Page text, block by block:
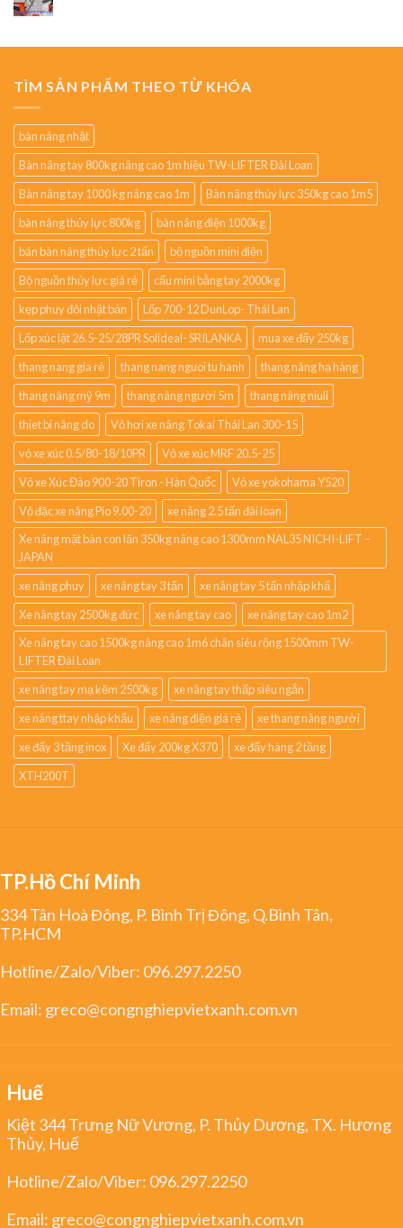
TÌM SẢN PHẨM THEO TỪ KHÓA
bàn nâng nhật
Bàn nâng tay 800kg nâng cao 1m hiệu TW-LIFTER Đài Loan
Bàn nâng tay 1000 kg nâng cao 1m
Bàn nâng thủy lực 350kg cao 1m5
bàn nâng thủy lực 800kg
bàn nâng điện 1000kg
bán bàn nâng thủy lực 2 tấn
bộ nguồn mini điện
Bộ nguồn thủy lực giá rẻ
cẩu mini bằng tay 2000kg
kẹp phuy đôi nhật bản
Lốp 700-12 DunLop- Thái Lan
Lốp xúc lật 26.5-25/28PR Solideal- SRILANKA
mua xe đẩy 250kg
thang nang gia rẻ
thang nang nguoi tu hanh
thang nâng hạ hàng
thang nâng mỹ 9m
thang nâng người 5m
thang nâng niuli
thiet bi nâng do
Vỏ hơi xe nâng Tokai Thái Lan 300-15
vỏ xe xúc 0.5/80-18/10PR
Vỏ xe xúc MRF 20.5-25
Vỏ xe Xúc Đào 900-20 Tiron - Hàn Quốc
Vỏ xe yokohama Y520
Vỏ đặc xe nâng Pio 9.00-20
xe nâng 2.5 tấn đài loan
Xe nâng mặt bàn con lăn 350kg nâng cao 1300mm NAL35 NICHI-LIFT –
JAPAN
xe nâng phuy
xe nâng tay 3 tấn
xe nâng tay 5 tấn nhập khẩ
Xe nâng tay 2500kg đức
xe nâng tay cao
xe nâng tay cao 1m2
Xe nâng tay cao 1500kg nâng cao 1m6 chân siêu rộng 1500mm TW-
LIFTER Đài Loan
xe nâng tay mạ kẽm 2500kg
xe nâng tay thấp siêu ngắn
xe nâng ttay nhập khẩu
xe nâng điện giá rẻ
xe thang nâng người
xe đẩy 3 tầng inox
Xe đẩy 200kg X370
xe đẩy hàng 2 tầng
XTH200T
TP.Hồ Chí Minh
334 Tân Hoà Đông, P. Bình Trị Đông, Q.Bình Tân,
TP.HCM
Hotline/Zalo/Viber: 096.297.2250
Email: greco@congnghiepvietxanh.com.vn
Huế
Kiệt 344 Trưng Nữ Vương, P. Thủy Dương, TX. Hương
Thủy, Huế
Hotline/Zalo/Viber: 096.297.2250
Email: greco@congnghiepvietxanh.com.vn